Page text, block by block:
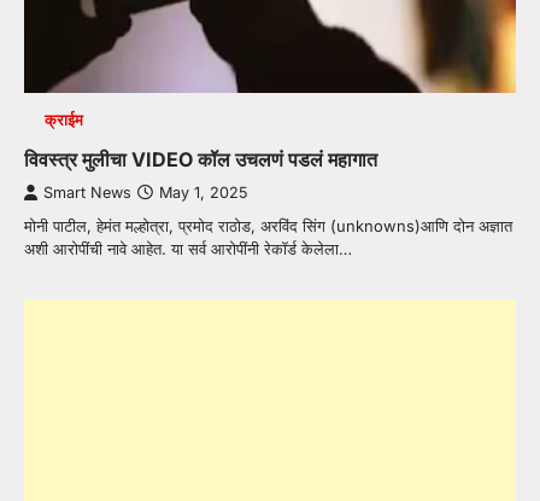
क्राईम
विवस्त्र मुलीचा VIDEO कॉल उचलणं पडलं महागात
Smart News May 1, 2025
मोनी पाटील, हेमंत मल्होत्रा, प्रमोद राठोड, अरविंद सिंग (unknowns)आणि दोन अज्ञात
अशी आरोपींची नावे आहेत. या सर्व आरोपींनी रेकॉर्ड केलेला…